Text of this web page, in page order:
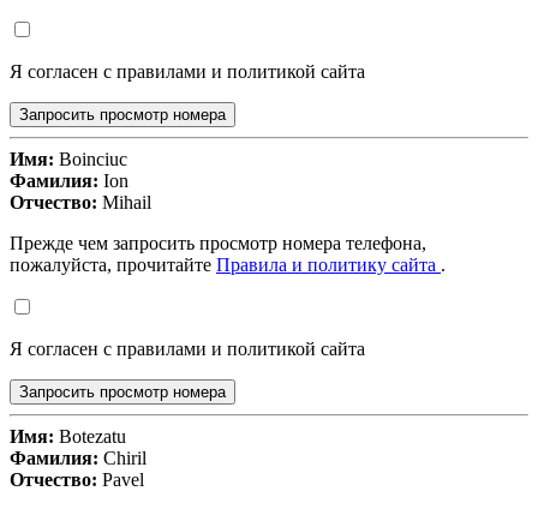
Я согласен с правилами и политикой сайта
Запросить просмотр номера
Имя: Boinciuc
Фамилия: Ion
Отчество: Mihail
Прежде чем запросить просмотр номера телефона,
пожалуйста, прочитайте Правила и политику сайта .
Я согласен с правилами и политикой сайта
Запросить просмотр номера
Имя: Botezatu
Фамилия: Chiril
Отчество: Pavel